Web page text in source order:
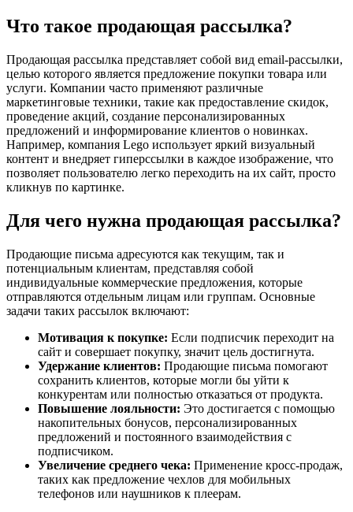
Что такое продающая рассылка?
Продающая рассылка представляет собой вид email-рассылки,
целью которого является предложение покупки товара или
услуги. Компании часто применяют различные
маркетинговые техники, такие как предоставление скидок,
проведение акций, создание персонализированных
предложений и информирование клиентов о новинках.
Например, компания Lego использует яркий визуальный
контент и внедряет гиперссылки в каждое изображение, что
позволяет пользователю легко переходить на их сайт, просто
кликнув по картинке.
Для чего нужна продающая рассылка?
Продающие письма адресуются как текущим, так и
потенциальным клиентам, представляя собой
индивидуальные коммерческие предложения, которые
отправляются отдельным лицам или группам. Основные
задачи таких рассылок включают:
Мотивация к покупке: Если подписчик переходит на
сайт и совершает покупку, значит цель достигнута.
Удержание клиентов: Продающие письма помогают
сохранить клиентов, которые могли бы уйти к
конкурентам или полностью отказаться от продукта.
Повышение лояльности: Это достигается с помощью
накопительных бонусов, персонализированных
предложений и постоянного взаимодействия с
подписчиком.
Увеличение среднего чека: Применение кросс-продаж,
таких как предложение чехлов для мобильных
телефонов или наушников к плеерам.